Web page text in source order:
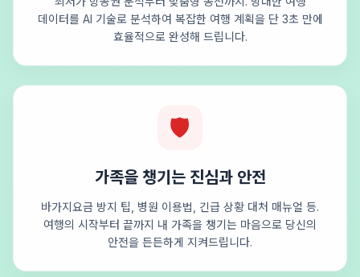
데이터를 AI 기술로 분석하여 복잡한 여행 계획을 단 3초 만에
효율적으로 완성해 드립니다.
🛡️
가족을 챙기는 진심과 안전
바가지요금 방지 팁, 병원 이용법, 긴급 상황 대처 매뉴얼 등.
여행의 시작부터 끝까지 내 가족을 챙기는 마음으로 당신의
안전을 든든하게 지켜드립니다.